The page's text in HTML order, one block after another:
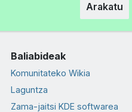
Arakatu
Baliabideak
Komunitateko Wikia
Laguntza
Zama-jaitsi KDE softwarea